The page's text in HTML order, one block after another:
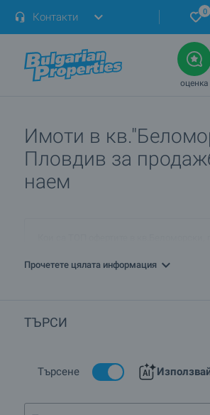
Контакти 0
оценка
Имоти в
Пловдив за
наем
Кои са най-предпочитаните комплекси
Какви къщи се предлагат в
гр.Пловдив?
Прочетете цялата информация
ТЪРСИ
Търсене